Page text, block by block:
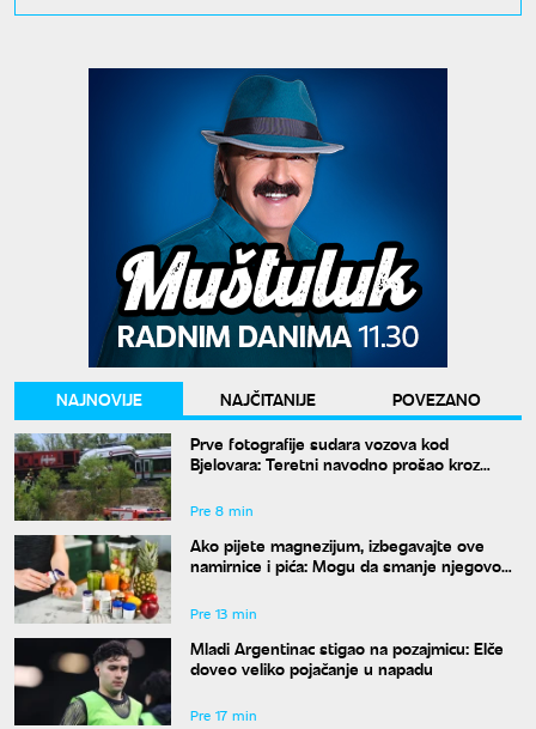
NAJNOVIJE NAJČITANIJE
POVEZANO
Prve fotografije sudara vozova kod
Bjelovara: Teretni navodno prošao kroz
Pre 8 min
Ako pijete magnezijum, izbegavajte ove
namirnice i pića: Mogu da smanje njegovo
Pre 13 min
Mladi Argentinac stigao na pozajmicu: Elče
doveo veliko pojačanje u napadu
Pre 17 min